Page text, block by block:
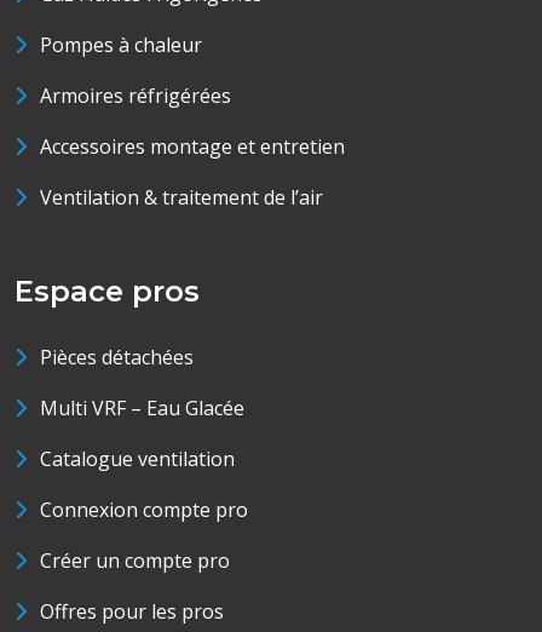
Pompes à chaleur
Armoires réfrigérées
Accessoires montage et entretien
Ventilation & traitement de l’air
Espace pros
Pièces détachées
Multi VRF – Eau Glacée
Catalogue ventilation
Connexion compte pro
Créer un compte pro
Offres pour les pros